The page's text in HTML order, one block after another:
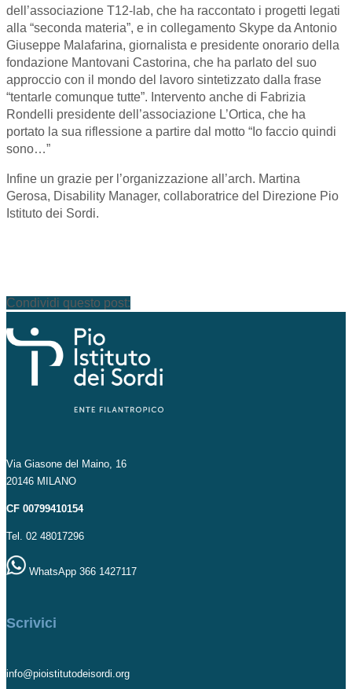
dell’associazione T12-lab, che ha raccontato i progetti legati
alla “seconda materia”, e in collegamento Skype da Antonio
Giuseppe Malafarina, giornalista e presidente onorario della
fondazione Mantovani Castorina, che ha parlato del suo
approccio con il mondo del lavoro sintetizzato dalla frase
“tentarle comunque tutte”. Intervento anche di Fabrizia
Rondelli presidente dell’associazione L’Ortica, che ha
portato la sua riflessione a partire dal motto “Io faccio quindi
sono…”
Infine un grazie per l’organizzazione all’arch. Martina
Gerosa, Disability Manager, collaboratrice del Direzione Pio
Istituto dei Sordi.
Condividi questo post:
Via Giasone del Maino, 16
20146 MILANO
CF 00799410154
Tel. 02 48017296
WhatsApp 366 1427117
Scrivici
info@pioistitutodeisordi.org